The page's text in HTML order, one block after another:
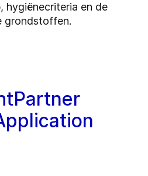
hygiënecriteria en de
grondstoffen.